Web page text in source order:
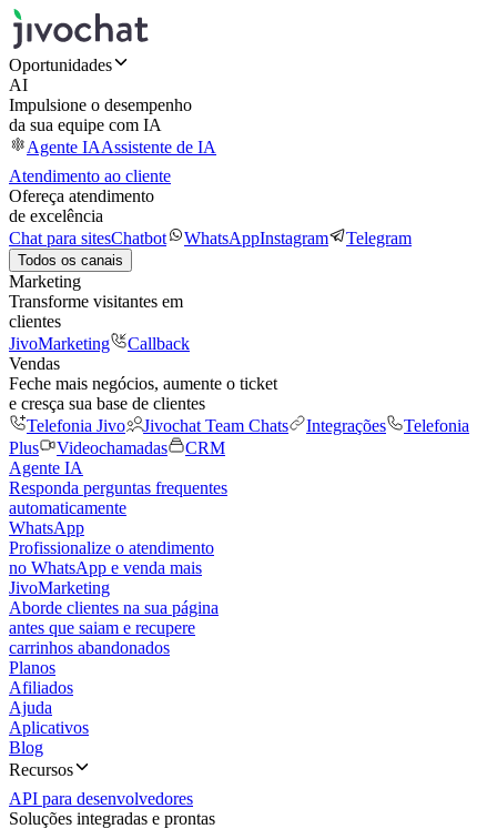
Oportunidades
AI
Impulsione o desempenho
da sua equipe com IA
Agente IAAssistente de IA
Atendimento ao cliente
Ofereça atendimento
de excelência
Chat para sitesChatbot WhatsAppInstagram Telegram
Todos os canais
Marketing
Transforme visitantes em
clientes
JivoMarketing
Callback
Vendas
Feche mais negócios, aumente o ticket
e cresça sua base de clientes
Telefonia Jivo
Jivochat Team Chats Integrações
Telefonia
Plus
Videochamadas
CRM
Agente IA
Responda perguntas frequentes
automaticamente
WhatsApp
Profissionalize o atendimento
no WhatsApp e venda mais
JivoMarketing
Aborde clientes na sua página
antes que saiam e recupere
carrinhos abandonados
Planos
Afiliados
Ajuda
Aplicativos
Blog
Recursos
API para desenvolvedores
Soluções integradas e prontas